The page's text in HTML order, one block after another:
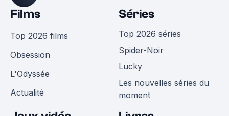
Films
Top 2026 films
Obsession
L'Odyssée
Actualité
Séries
Top 2026 séries
Spider-Noir
Lucky
Les nouvelles séries du
moment